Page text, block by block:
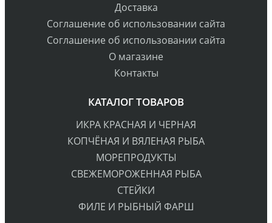
Доставка
Cоглашение об использовании сайта
Cоглашение об использовании сайта
О магазине
Контакты
КАТАЛОГ ТОВАРОВ
ИКРА КРАСНАЯ И ЧЕРНАЯ
КОПЧЁНАЯ И ВЯЛЕНАЯ РЫБА
МОРЕПРОДУКТЫ
СВЕЖЕМОРОЖЕННАЯ РЫБА
СТЕЙКИ
ФИЛЕ И РЫБНЫЙ ФАРШ